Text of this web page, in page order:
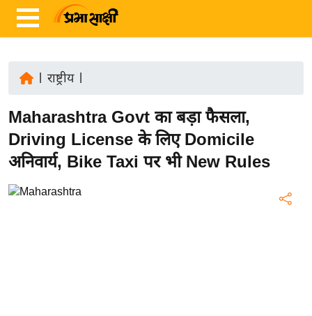
ज़ा
ख
ब
र
रा
राष्ट्रीय|
Maharashtra Govt का बड़ा फैसला,
Driving License के लिए Domicile
अनिवार्य, Bike Taxi पर भी New Rules